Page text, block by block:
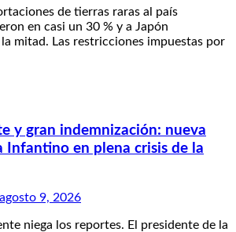
de tierras raras al país
en casi un 30 % y a Japón
mitad. Las restricciones impuestas por
y gran indemnización: nueva
Infantino en plena crisis de la
agosto 9, 2026
niega los reportes. El presidente de la